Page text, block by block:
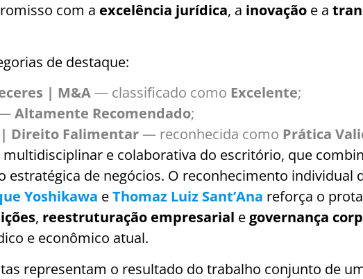
com a excelência jurídica, a inovação e a
de destaque:
| M&A— classificado como Excelente;
Altamente Recomendado;
Direito Falimentar— reconhecida como Prática
e colaborativa do escritório, que
de negócios. O reconhecimento individual
Yoshikawa eThomaz Luiz Sant’Ana reforça o
, reestruturação empresarial e governança
e econômico atual.
representam o resultado do trabalho conjunto de